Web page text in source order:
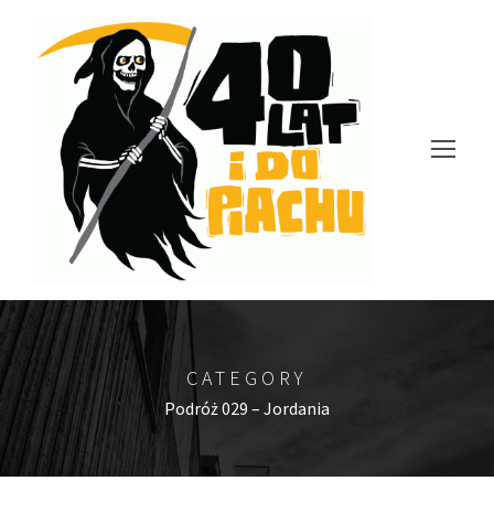
CATEGORY
Podróż 029 – Jordania